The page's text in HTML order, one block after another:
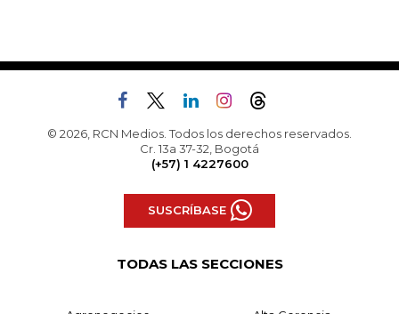
© 2026, RCN Medios. Todos los derechos reservados.
Cr. 13a 37-32, Bogotá
(+57) 1 4227600
SUSCRÍBASE
TODAS LAS SECCIONES